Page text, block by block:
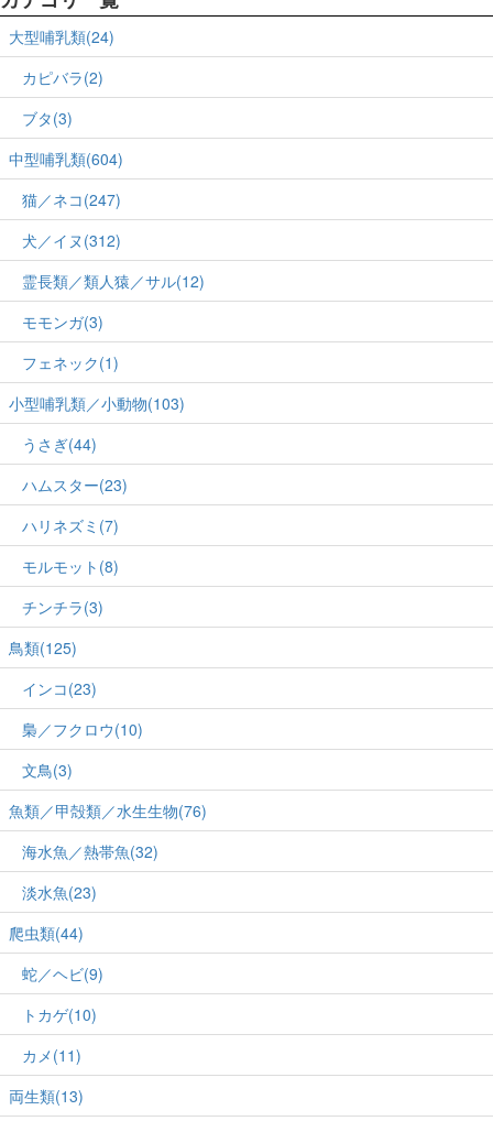
大型哺乳類(24)
カピバラ(2)
ブタ(3)
中型哺乳類(604)
猫／ネコ(247)
犬／イヌ(312)
霊長類／類人猿／サル(12)
モモンガ(3)
フェネック(1)
小型哺乳類／小動物(103)
うさぎ(44)
ハムスター(23)
ハリネズミ(7)
モルモット(8)
チンチラ(3)
鳥類(125)
インコ(23)
梟／フクロウ(10)
文鳥(3)
魚類／甲殻類／水生生物(76)
海水魚／熱帯魚(32)
淡水魚(23)
爬虫類(44)
蛇／ヘビ(9)
トカゲ(10)
カメ(11)
両生類(13)